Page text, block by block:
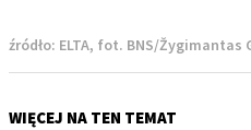
źródło: ELTA, fot. BNS/Žygimantas
WIĘCEJ NA TEN TEMAT